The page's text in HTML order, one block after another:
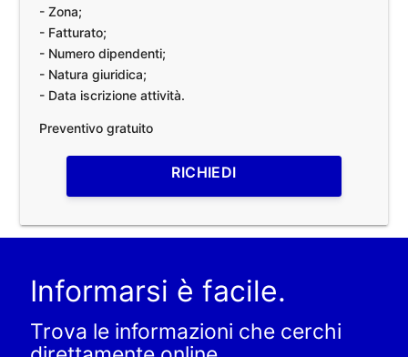
- Zona;
- Fatturato;
- Numero dipendenti;
- Natura giuridica;
- Data iscrizione attività.
Preventivo gratuito
RICHIEDI
Informarsi è facile.
Trova le informazioni che cerchi